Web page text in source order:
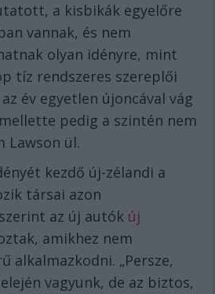
a kisbikák egyelőre
vannak, és nem
olyan idényre, mint
tíz rendszeres szereplői
év egyetlen újoncával vág
pedig a szintén nem
Lawson ül.
kezdő új-zélandi a
társai azon
az új autók új
amikhez nem
alkalmazkodni. „Persze,
vagyunk, de az biztos,